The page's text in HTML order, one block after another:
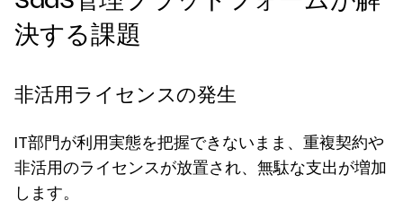
決する課題
非活用ライセンスの発生
IT部門が利用実態を把握できないまま、重複契約や
非活用のライセンスが放置され、無駄な支出が増加
します。